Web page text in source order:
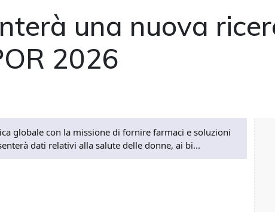
una nuova
2026
globale con la missione di fornire farmaci e soluzioni
dati relativi alla salute delle donne, ai bi...